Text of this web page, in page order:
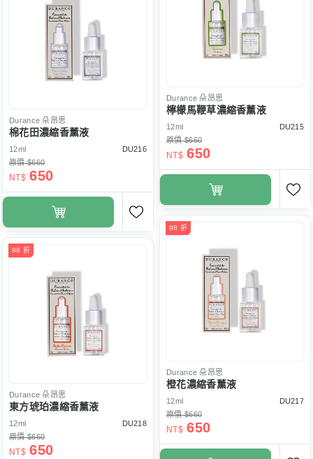
Durance 朵昂思
檸檬馬鞭草濃縮香薰液
12ml
DU215
原價 $660
NT$ 650
Durance 朵昂思
棉花田濃縮香薰液
12ml
DU216
原價 $660
NT$ 650
98 折
Durance 朵昂思
橙花濃縮香薰液
12ml
DU217
原價 $660
NT$ 650
98 折
Durance 朵昂思
東方琥珀濃縮香薰液
12ml
DU218
原價 $660
NT$ 650